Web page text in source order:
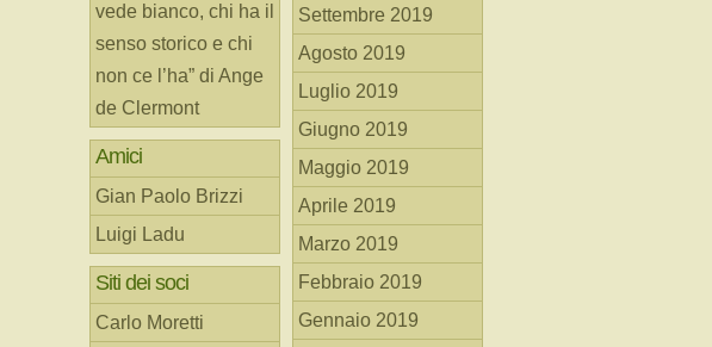
vede bianco, chi ha il
senso storico e chi
non ce l’ha” di Ange
de Clermont
Amici
Gian Paolo Brizzi
Luigi Ladu
Siti dei soci
Carlo Moretti
Settembre 2019
Agosto 2019
Luglio 2019
Giugno 2019
Maggio 2019
Aprile 2019
Marzo 2019
Febbraio 2019
Gennaio 2019